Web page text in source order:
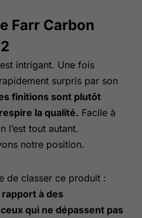
Farr Carbon
intrigant. Une fois
surpris par son
finitions sont plutôt
la qualité. Facile à
l’est tout autant.
notre position.
de classer ce produit :
à des
qui ne dépassent pas